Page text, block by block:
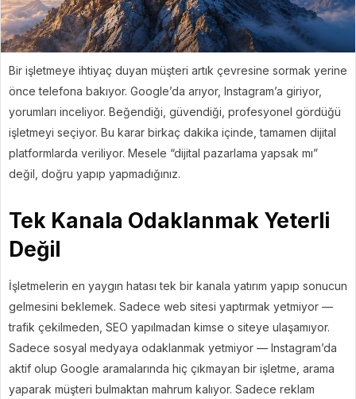
Bir işletmeye ihtiyaç duyan müşteri artık çevresine sormak yerine
önce telefona bakıyor. Google’da arıyor, Instagram’a giriyor,
yorumları inceliyor. Beğendiği, güvendiği, profesyonel gördüğü
işletmeyi seçiyor. Bu karar birkaç dakika içinde, tamamen dijital
platformlarda veriliyor. Mesele “dijital pazarlama yapsak mı”
değil, doğru yapıp yapmadığınız.
Tek Kanala Odaklanmak Yeterli
Değil
İşletmelerin en yaygın hatası tek bir kanala yatırım yapıp sonucun
gelmesini beklemek. Sadece web sitesi yaptırmak yetmiyor —
trafik çekilmeden, SEO yapılmadan kimse o siteye ulaşamıyor.
Sadece sosyal medyaya odaklanmak yetmiyor — Instagram’da
aktif olup Google aramalarında hiç çıkmayan bir işletme, arama
yaparak müşteri bulmaktan mahrum kalıyor. Sadece reklam